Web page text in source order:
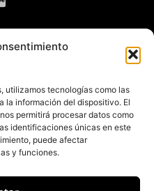
utilizamos tecnologías como las
la información del dispositivo. El
permitirá procesar datos como
identificaciones únicas en este
puede afectar
y funciones.
Magdalena, 14,
Sevilla, España
91
Sábados de 10:30 a